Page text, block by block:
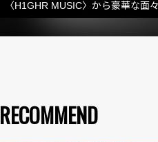
〈H1GHR MUSIC〉から豪華な面
RECOMMEND